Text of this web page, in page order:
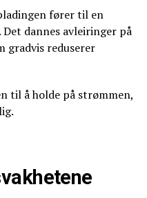
fører til en
dannes avleiringer på
gradvis reduserer
til å holde på strømmen,